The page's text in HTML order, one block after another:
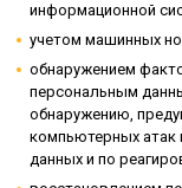
информационной
учетом машинных
обнаружением
персональным
обнаружению,
компьютерных атак
данных и по